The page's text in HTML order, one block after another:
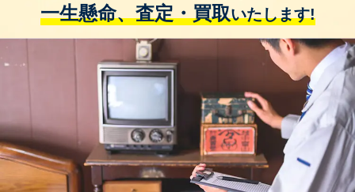
一生懸命、査定・買取いたします!